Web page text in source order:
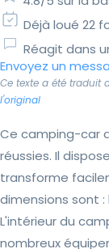
Déjà loué 22
Réagit dans
Envoyez un
Ce texte a été traduit
l'original
Ce camping-car
réussies. Il
transforme
dimensions sont :
L'intérieur du
nombreux